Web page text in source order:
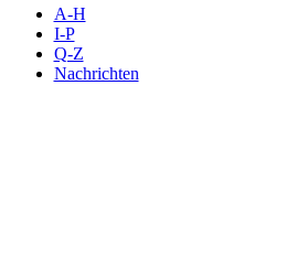
A-H
I-P
Q-Z
Nachrichten